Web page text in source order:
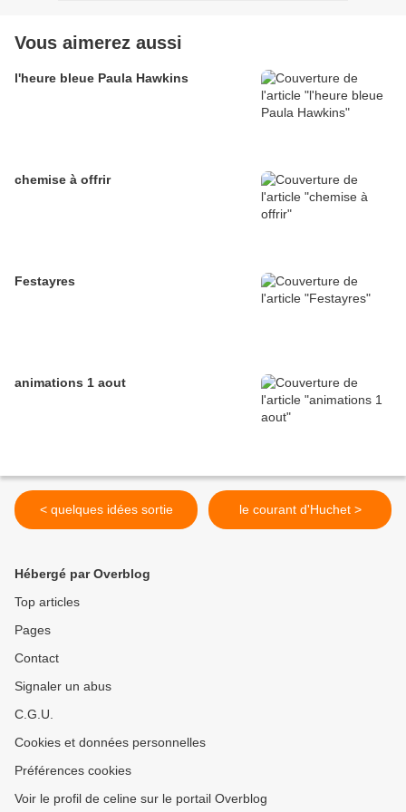
Vous aimerez aussi
l'heure bleue Paula Hawkins
chemise à offrir
Festayres
animations 1 aout
< quelques idées sortie le courant d'Huchet >
Hébergé par Overblog
Top articles
Pages
Contact
Signaler un abus
C.G.U.
Cookies et données personnelles
Préférences cookies
Voir le profil de celine sur le portail Overblog